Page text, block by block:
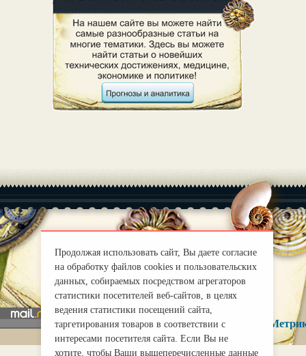
О нас |
Правила
mirprognoz@mail.ru
Продолжая использовать сайт, Вы даете согласие
на обработку файлов cookies и пользовательских
данных, собираемых посредством агрегаторов
статистики посетителей веб-сайтов, в целях
ведения статистики посещений сайта,
таргетирования товаров в соответствии с
интересами посетителя сайта. Если Вы не
хотите, чтобы Ваши вышеперечисленные данные